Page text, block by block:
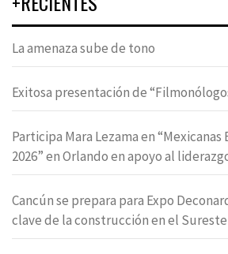
La amenaza sube de tono
Exitosa presentación de
Participa Mara Lezama en
2026” en Orlando en apoyo al
Cancún se prepara para Expo
clave de la construcción en el Sureste